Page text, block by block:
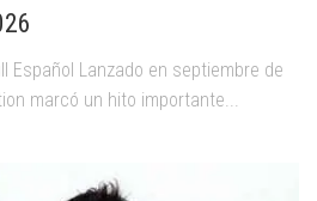
Español Lanzado en septiembre de
marcó un hito importante...